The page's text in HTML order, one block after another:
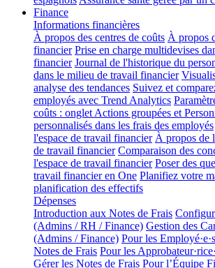
Finance
Informations financières
À propos des centres de coûts À propos
financier Prise en charge multidevises
financier Journal de l'historique du
dans le milieu de travail financier
analyse des tendances Suivez et
employés avec Trend Analytics
coûts : onglet Actions groupées et
personnalisés dans les frais des employés
l'espace de travail financier À propos de
de travail financier Comparaison des
l'espace de travail financier Poser des
travail financier en One Planifiez votre
planification des effectifs
Dépenses
Introduction aux Notes de Frais
(Admins / RH / Finance) Gestion des
(Admins / Finance) Pour les
Notes de Frais Pour les
Gérer les Notes de Frais Pour l’Équipe